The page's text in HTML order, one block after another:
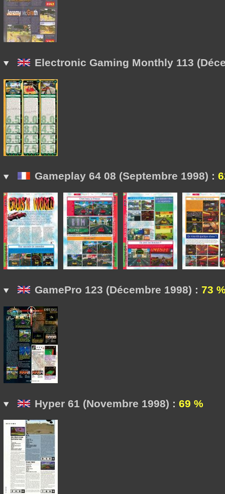
Electronic Gaming Monthly 113
Gameplay 64 08 (Septembre 1998) :
GamePro 123 (Décembre 1998) : 73
Hyper 61 (Novembre 1998) : 69 %